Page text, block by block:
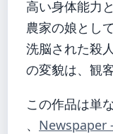
高い身体能力
農家の娘とし
洗脳された殺
の変貌は、観
この作品は単
、 Newspaper